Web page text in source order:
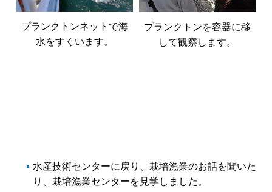
プランクトンネットで海
水をすくいます。
プランクトンを容器に移
して観察します。
水産技術センターに戻り、栽培漁業のお話を聞いた
り、栽培漁業センターを見学しました。